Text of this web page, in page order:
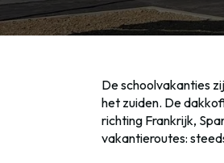
De schoolvakanties
het zuiden. De
richting Frankrijk,
vakantieroutes: